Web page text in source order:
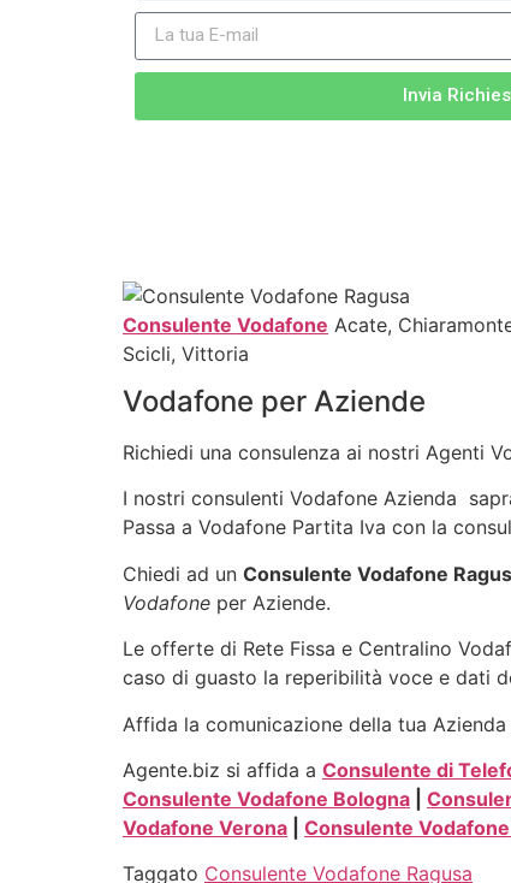
Invia
Consulente Vodafone Acate,
Scicli, Vittoria
Vodafone per Aziende
Richiedi una consulenza ai nostri Agenti
I nostri consulenti Vodafone Azienda
Passa a Vodafone Partita Iva con la
Chiedi ad un Consulente Vodafone
Vodafone per Aziende.
Le offerte di Rete Fissa e Centralino
caso di guasto la reperibilità voce e dati
Affida la comunicazione della tua
Agente.biz si affida a Consulente di
Consulente Vodafone Bologna
Vodafone Verona
Consulente
Taggato Consulente Vodafone Ragusa